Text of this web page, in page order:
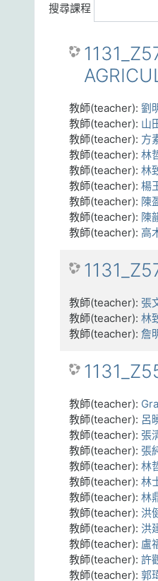
搜尋課程
教師(teacher): 劉
教師(teacher): 山
教師(teacher): 方
教師(teacher): 林
教師(teacher): 林
教師(teacher): 楊
教師(teacher): 陳
教師(teacher): 陳
教師(teacher): 高
教師(teacher): 張
教師(teacher): 林
教師(teacher): 詹
教師(teacher):
教師(teacher): 呂
教師(teacher): 張
教師(teacher): 張
教師(teacher): 林
教師(teacher): 林
教師(teacher): 林
教師(teacher): 洪
教師(teacher): 洪
教師(teacher): 盧
教師(teacher): 許
教師(teacher): 郭